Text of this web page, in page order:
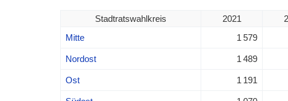
Stadtratswahlkreis 2021
Mitte
1 579
Nordost 1 489
Ost 1 191